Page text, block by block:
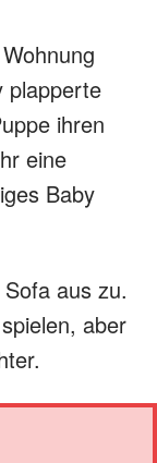
plapperte
ihren
eine
Baby
aus zu.
aber